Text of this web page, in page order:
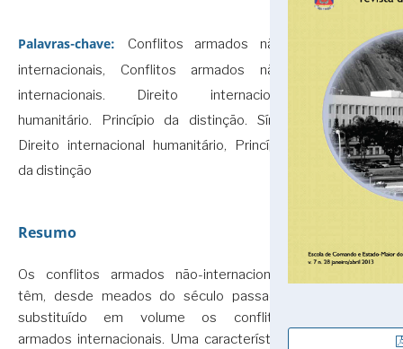
Palavras-chave:
Conflitos armados não-
internacionais, Conflitos armados não-
internacionais. Direito internacional
humanitário. Princípio da distinção. Síria.,
Direito internacional humanitário, Princípio
da distinção
Resumo
Os conflitos armados não-internacionais
têm, desde meados do século passado,
substituído em volume os conflitos
armados internacionais. Uma característica